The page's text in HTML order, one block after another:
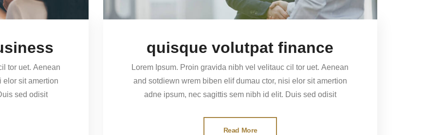
tor uet. Aenean
Duis sed odisit
quisque volutpat finance
Lorem Ipsum. Proin gravida nibh vel velitauc cil tor uet. Aenean
and sotdiewn wrem biben elif dumau ctor, nisi elor sit amertion
adne ipsum, nec sagittis sem nibh id elit. Duis sed odisit
Read More